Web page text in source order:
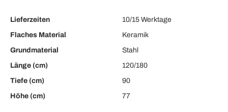
Lieferzeiten
10/15 Werktage
Flaches Material
Keramik
Grundmaterial
Stahl
Länge (cm)
120/180
Tiefe (cm)
90
Höhe (cm)
77